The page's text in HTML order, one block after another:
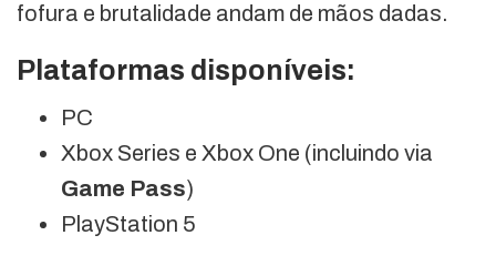
fofura e brutalidade andam de mãos dadas.
Plataformas disponíveis:
PC
Xbox Series e Xbox One (incluindo via
Game Pass)
PlayStation 5